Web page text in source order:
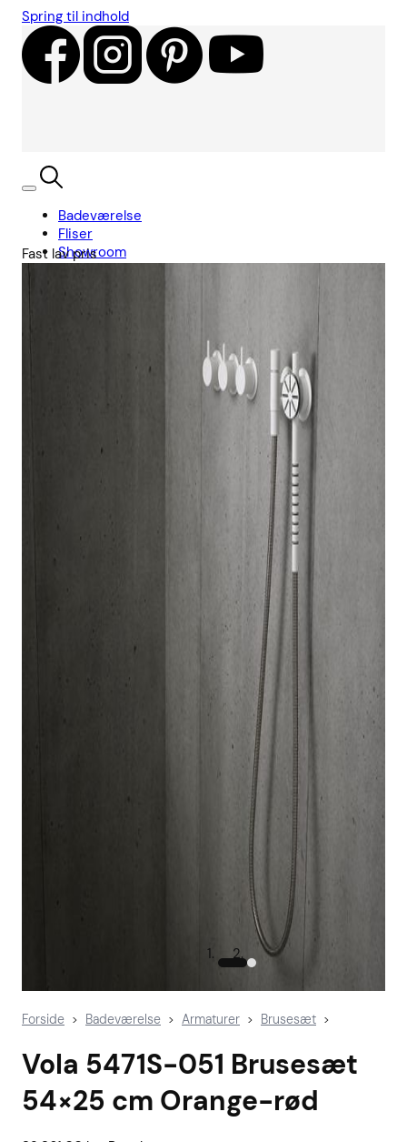
Spring til indhold
Badeværelse
Fliser
Showroom
KurvBook
Fast lav pris
Forside > Badeværelse > Armaturer > Brusesæt >
Vola 5471S-051 Brusesæt
54×25 cm Orange-rød